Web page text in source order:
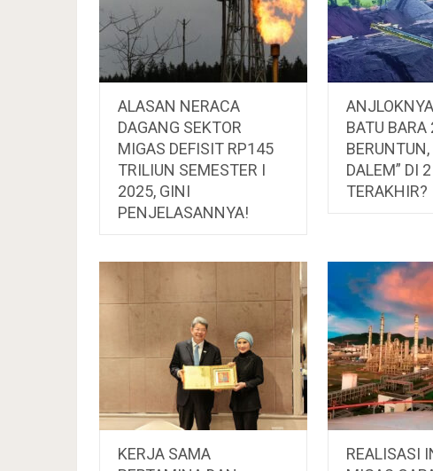
ALASAN NERACA
DAGANG SEKTOR
MIGAS DEFISIT RP145
TRILIUN SEMESTER I
2025, GINI
PENJELASANNYA!
BATU BARA
BERUNTUN,
DALEM” DI
TERAKHIR?
KERJA SAMA
REALISASI